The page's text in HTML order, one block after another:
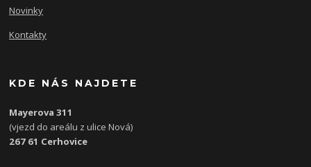
Novinky
Kontakty
KDE NÁS NAJDETE
Mayerova 311
(vjezd do areálu z ulice Nová)
267 61 Cerhovice